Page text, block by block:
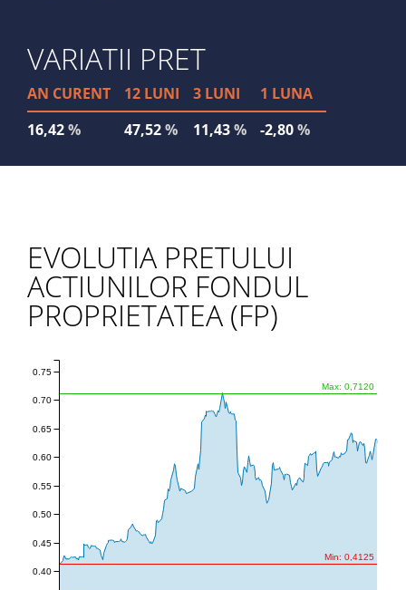
VARIATII PRET
AN CURENT 12 LUNI 3 LUNI
1 LUNA
16,42% 47,52% 11,43% -2,80%
EVOLUTIA PRETULUI
ACTIUNILOR FONDUL
PROPRIETATEA (FP)
Min: 0,4125
Max: 0,7120
0.40
0.45
0.50
0.55
0.60
0.65
0.70
0.75